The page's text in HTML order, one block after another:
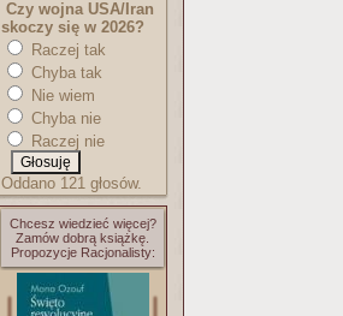
Czy wojna USA/Iran
skoczy się w 2026?
Raczej tak
Chyba tak
Nie wiem
Chyba nie
Raczej nie
Oddano 121 głosów.
Chcesz wiedzieć więcej?
Zamów dobrą książkę.
Propozycje Racjonalisty: